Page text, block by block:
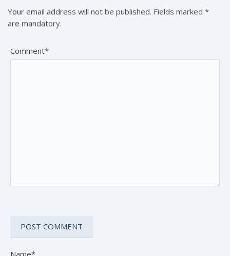
Your email address will not be published. Fields marked *
are mandatory.
Comment*